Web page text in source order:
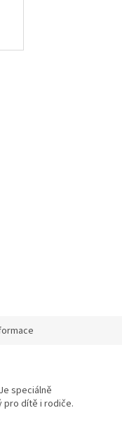
speciálně
pro dítě i rodiče.